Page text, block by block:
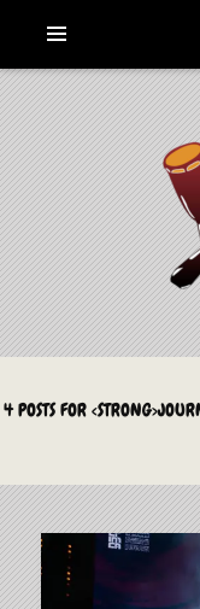
LE
La Culture du
4 POSTS FOR